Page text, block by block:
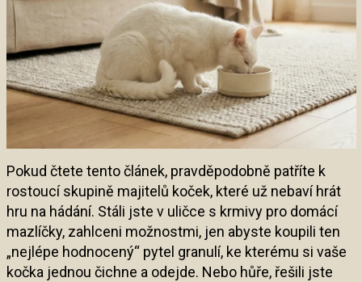
Pokud čtete tento článek, pravděpodobně patříte k
rostoucí skupině majitelů koček, které už nebaví hrát
hru na hádání. Stáli jste v uličce s krmivy pro domácí
mazlíčky, zahlceni možnostmi, jen abyste koupili ten
„nejlépe hodnocený“ pytel granulí, ke kterému si vaše
kočka jednou čichne a odejde. Nebo hůře, řešili jste